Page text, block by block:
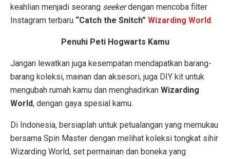
keahlian menjadi seorang seekerdengan mencoba filter
Instagram terbaru “Catch the Snitch” Wizarding World.
Penuhi Peti Hogwarts Kamu
Jangan lewatkan juga kesempatan mendapatkan barang-
barang koleksi, mainan dan aksesori, juga DIY kit untuk
mengubah rumah kamu dan menghadirkan Wizarding
World, dengan gaya spesial kamu.
Di Indonesia, bersiaplah untuk petualangan yang memukau
bersama Spin Master dengan melihat koleksi tongkat sihir
Wizarding World, set permainan dan boneka yang